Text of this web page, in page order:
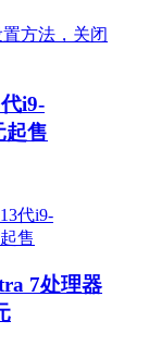
i9-
起售
7处理器